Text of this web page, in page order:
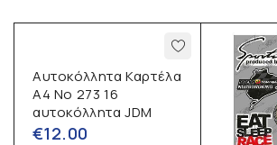
Αυτοκόλλητα Καρτέλα
Α4 No 273 16
αυτοκόλλητα JDM
€12.00